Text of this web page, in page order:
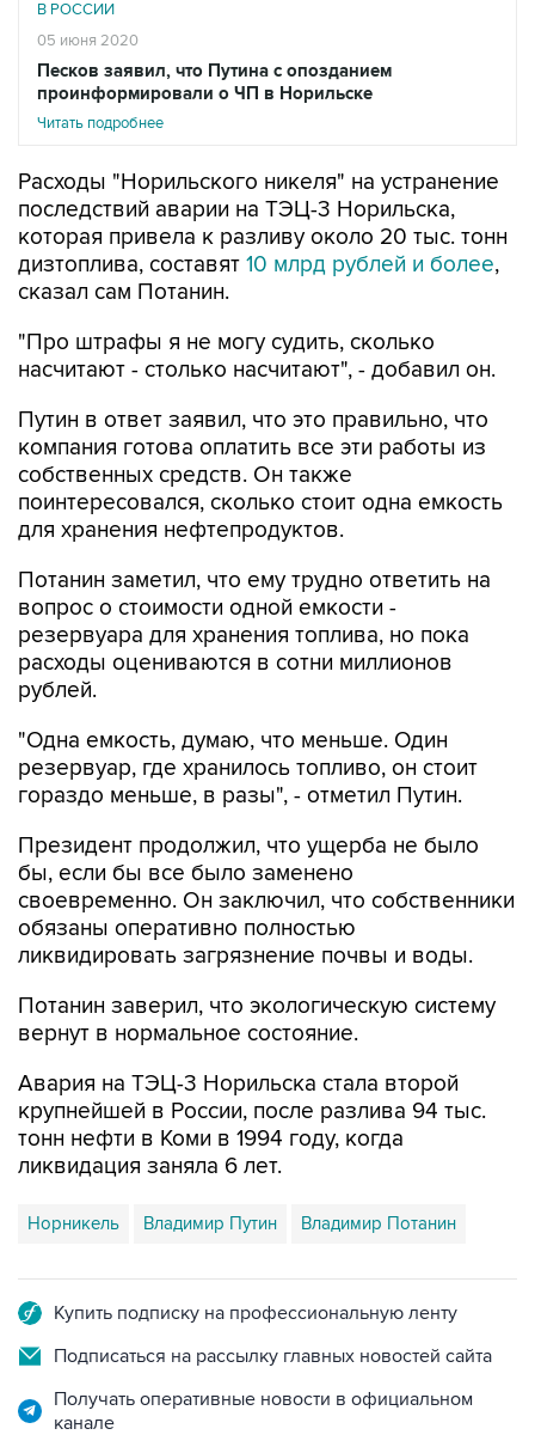
В РОССИИ
05 июня 2020
Песков заявил, что Путина с опозданием
проинформировали о ЧП в Норильске
Читать подробнее
Расходы "Норильского никеля" на устранение
последствий аварии на ТЭЦ-3 Норильска,
которая привела к разливу около 20 тыс. тонн
дизтоплива, составят 10 млрд рублей и более,
сказал сам Потанин.
"Про штрафы я не могу судить, сколько
насчитают - столько насчитают", - добавил он.
Путин в ответ заявил, что это правильно, что
компания готова оплатить все эти работы из
собственных средств. Он также
поинтересовался, сколько стоит одна емкость
для хранения нефтепродуктов.
Потанин заметил, что ему трудно ответить на
вопрос о стоимости одной емкости -
резервуара для хранения топлива, но пока
расходы оцениваются в сотни миллионов
рублей.
"Одна емкость, думаю, что меньше. Один
резервуар, где хранилось топливо, он стоит
гораздо меньше, в разы", - отметил Путин.
Президент продолжил, что ущерба не было
бы, если бы все было заменено
своевременно. Он заключил, что собственники
обязаны оперативно полностью
ликвидировать загрязнение почвы и воды.
Потанин заверил, что экологическую систему
вернут в нормальное состояние.
Авария на ТЭЦ-3 Норильска стала второй
крупнейшей в России, после разлива 94 тыс.
тонн нефти в Коми в 1994 году, когда
ликвидация заняла 6 лет.
Норникель Владимир Путин Владимир Потанин
Купить подписку на профессиональную ленту
Подписаться на рассылку главных новостей сайта
Получать оперативные новости в официальном
канале